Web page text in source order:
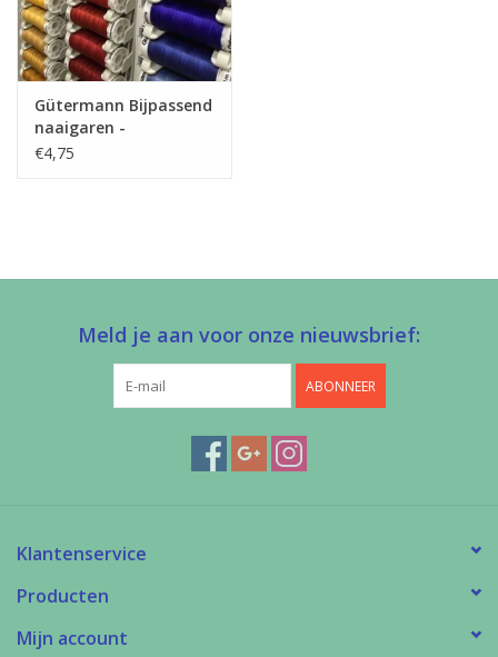
Gütermann Bijpassend
naaigaren -
Allesnaaigaren 200m
€4,75
Meld je aan voor onze nieuwsbrief:
ABONNEER
Klantenservice
Producten
Mijn account